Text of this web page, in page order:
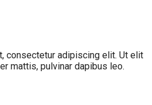
consectetur adipiscing elit. Ut elit
mattis, pulvinar dapibus leo.